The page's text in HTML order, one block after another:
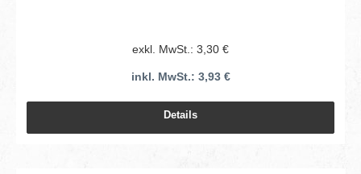
exkl. MwSt.: 3,30 €
inkl. MwSt.: 3,93 €
Details